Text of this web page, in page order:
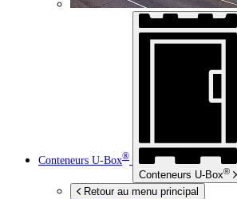
Conteneurs U-Box®
Conteneurs U-Box®
Retour au menu principal